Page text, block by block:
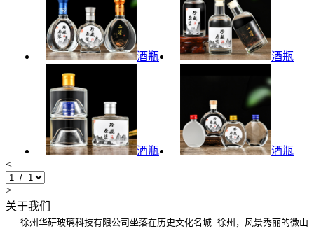
酒瓶 酒瓶
酒瓶 酒瓶
<
>|
关于我们
徐州华研玻璃科技有限公司坐落在历史文化名城--徐州，风景秀丽的微山